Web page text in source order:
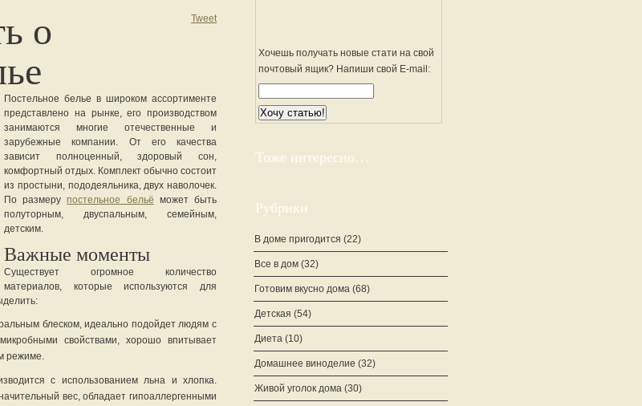
Tweet
о
Постельное белье в широком ассортименте
представлено на рынке, его производством
занимаются многие отечественные и
зарубежные компании. От его качества
зависит полноценный, здоровый сон,
комфортный отдых. Комплект обычно состоит
из простыни, пододеяльника, двух наволочек.
По размерупостельное бельё может быть
полуторным, двуспальным, семейным,
детским.
Важные моменты
Существует огромное количество
материалов, которые используются для
блеском, идеально подойдет людям с
свойствами, хорошо впитывает
режиме.
с использованием льна и хлопка.
вес, обладает гипоаллергенными
Хочешь получать новые стати на свой
почтовый ящик? Напиши свой E-mail:
Тоже интересно…
Рубрики
В доме пригодится (22)
Все в дом (32)
Готовим вкусно дома (68)
Детская (54)
Диета (10)
Домашнее виноделие (32)
Живой уголок дома (30)